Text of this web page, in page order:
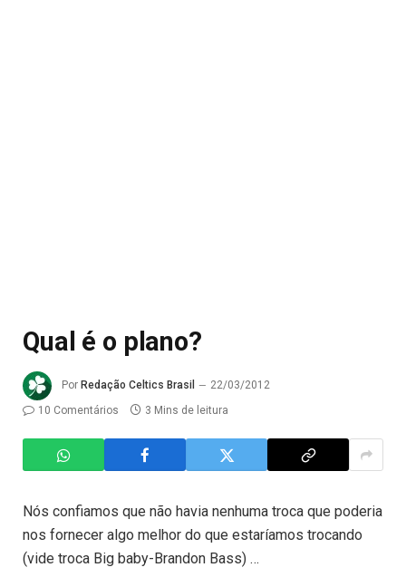
Qual é o plano?
Por Redação Celtics Brasil
22/03/2012
10 Comentários
3 Mins de leitura
Nós confiamos que não havia nenhuma troca que poderia
nos fornecer algo melhor do que estaríamos trocando
(vide troca Big baby-Brandon Bass) …